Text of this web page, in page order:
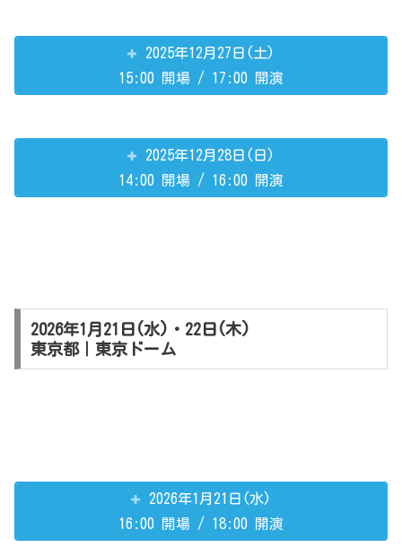
2025年12月27日(土)
15:00 開場 / 17:00 開演
2025年12月28日(日)
14:00 開場 / 16:00 開演
2026年1月21日(水)・22日(木)
東京都｜東京ドーム
2026年1月21日(水)
16:00 開場 / 18:00 開演